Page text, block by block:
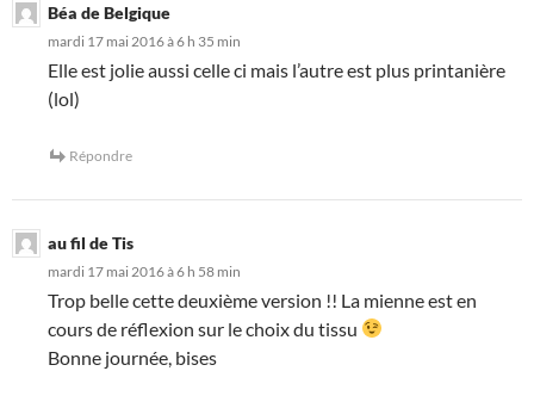
Béa de Belgique
mardi 17 mai 2016 à 6 h 35 min
Elle est jolie aussi celle ci mais l’autre est plus printanière
(lol)
Répondre
au fil de Tis
mardi 17 mai 2016 à 6 h 58 min
Trop belle cette deuxième version !! La mienne est en
cours de réflexion sur le choix du tissu
Bonne journée, bises